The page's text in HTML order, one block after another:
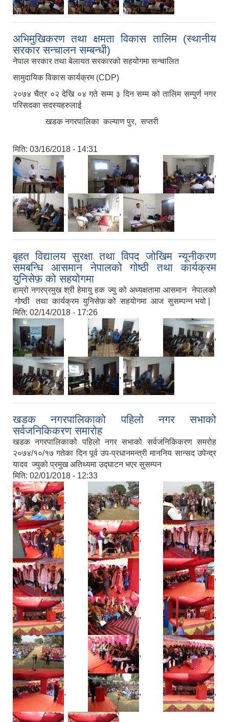
अभिमुखिकरण तथा क्षमता विकास तालिम (स्थानीय
सरकार सन्चालन सम्बन्धी)
नेपाल सरकार तथा बेलायत सरकारको सहयोगमा सन्चालित
सामुदायिक विकास कार्यक्रम (CDP)
२०७४ चैत्र ०२ देखि ०४ गते सम्म ३ दिन सम्म को तालिम सम्पुर्ण नगर
परिसदका सदस्यहरुलाई
खडक नगरपालिका कल्याण पुर, सप्तरी
मिति: 03/16/2018 - 14:31
, , ,
, ,
बृहत विद्यालय सुरक्षा तथा विपद जोखिम न्यूनीकरण
समबन्धि आसमान नेपालको गोष्ठी तथा कार्यक्रम
युनिसेफ़ को सहयोगमा
हाम्रो नगरप्रमुख श्री हेमायु हक ज्यु को अध्यक्षतामा आसमान नेपालको
गोष्ठी तथा कार्यक्रम युनिसेफ़ को सहयोगमा आज सुसम्पन्न भयो |
मिति: 02/14/2018 - 17:26
, , ,
, ,
खडक नगरपालिकाको पहिलो नगर सभाको
सर्वजनिकिकरण समारोह
खडक नगरपालिकाको पहिलो नगर सभाको सर्वजनिकिकरण समरोह
२०७४/१०/१७ गतेका दिन पूर्व उप-प्रधानमन्त्री माननिय सान्सद उपेन्द्र
यादव ज्युको प्रमुख अतिथ्यमा उद्घाटन भएर सुसम्पन
मिति: 02/01/2018 - 12:33
, , ,
, , ,
, , ,
, , ,
, , ,
, , ,